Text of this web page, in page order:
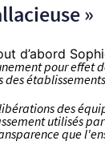
»
d’abord
pour effet
des
des
utilisés
que